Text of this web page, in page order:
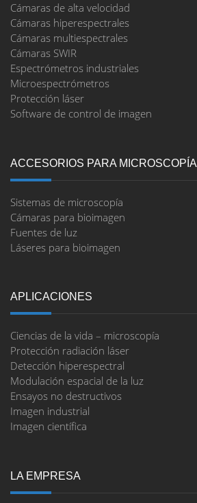
Cámaras de alta velocidad
Cámaras hiperespectrales
Cámaras multiespectrales
Cámaras SWIR
Espectrómetros industriales
Microespectrómetros
Protección láser
Software de control de imagen
ACCESORIOS PARA MICROSCOPÍA
Sistemas de microscopía
Cámaras para bioimagen
Fuentes de luz
Láseres para bioimagen
APLICACIONES
Ciencias de la vida – microscopía
Protección radiación láser
Detección hiperespectral
Modulación espacial de la luz
Ensayos no destructivos
Imagen industrial
Imagen científica
LA EMPRESA